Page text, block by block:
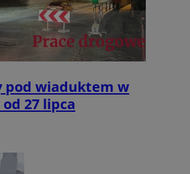
pod wiaduktem w
27 lipca